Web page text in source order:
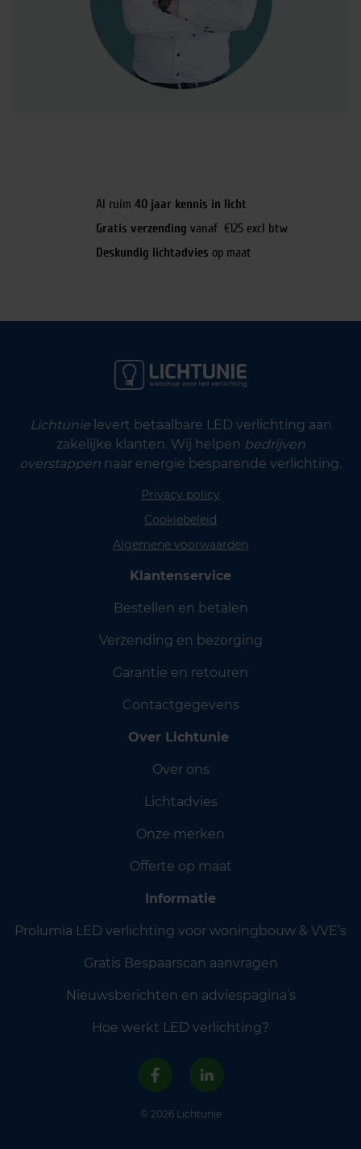
Al ruim 40 jaar kennis in licht
Gratis verzending vanaf €125 excl btw
Deskundig lichtadvies op maat
Lichtunielevert betaalbare LED verlichting aan
zakelijke klanten. Wij helpen bedrijven
overstappen naar energie besparende verlichting.
Privacy policy
Cookiebeleid
Algemene voorwaarden
Klantenservice
Bestellen en betalen
Verzending en bezorging
Garantie en retouren
Contactgegevens
Over Lichtunie
Over ons
Lichtadvies
Onze merken
Offerte op maat
Informatie
Prolumia LED verlichting voor woningbouw & VVE’s
Gratis Bespaarscan aanvragen
Nieuwsberichten en adviespagina’s
Hoe werkt LED verlichting?
© 2026 Lichtunie